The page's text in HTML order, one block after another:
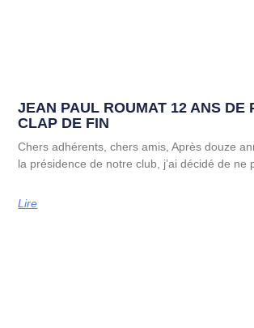
JEAN PAUL ROUMAT 12 ANS DE
CLAP DE FIN
Chers adhérents, chers amis, Après douze
la présidence de notre club, j’ai décidé de ne
Lire